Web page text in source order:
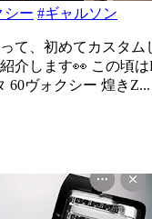
シー #ギャルソン
て、初めてカスタム
介します👀 この頃
60ヴォクシー 煌きZ...